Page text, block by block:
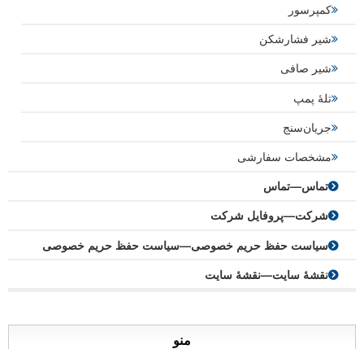
کمپرسور
شیر فشارشکن
شیر صافی
تلۀ پمپ
جریان‌سنج
مشخصات سفارشی
تماس—تماس
شرکت—پروفایل شرکت
سیاست حفظ حریم خصوصی—سیاست حفظ حریم خصوصی
نقشۀ سایت—نقشۀ سایت
منو